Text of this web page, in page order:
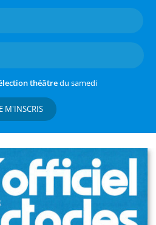
théâtredu samedi
M'INSCRIS